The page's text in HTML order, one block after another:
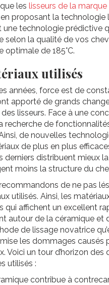
les lisseurs de la marque
proposant la technologie
une technologie prédictive
selon la qualité de vos
optimale de 185°C.
utilisés
années, force est de
apporté de grands
lisseurs. Face à une
recherche de
de nouvelles
de plus en plus
derniers distribuent mieux
moins la structure du
de ne pas
utilisés. Ainsi, les
qui affichent un excellent
autour de la céramique et
de lissage novatrice
les dommages causés
Voici un tour d’horizon des
utilisés :
contribue à